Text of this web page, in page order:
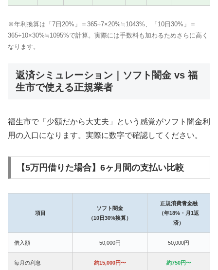
※年利換算は「7日20%」＝365÷7×20%≒1043%、「10日30%」＝
365÷10×30%≒1095%で計算。実際には手数料も加わるためさらに高く
なります。
返済シミュレーション｜ソフト闇金 vs 福
生市で使える正規業者
福生市で「少額だから大丈夫」という感覚がソフト闇金利
用の入口になります。実際に数字で確認してください。
【5万円借りた場合】6ヶ月間の支払い比較
項目
ソフト闇金
（10日30%換算）
正規消費者金融
（年18%・月1返
済）
借入額 50,000円 50,000円
毎月の利息 約15,000円〜 約750円〜